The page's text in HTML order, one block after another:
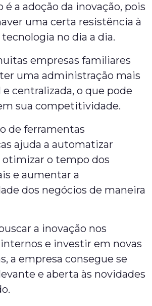
é a adoção da inovação, pois
uma certa resistência à
no dia a dia.
empresas familiares
uma administração mais
centralizada, o que pode
sua competitividade.
de ferramentas
ajuda a automatizar
otimizar o tempo dos
e aumentar a
dos negócios de maneira
a inovação nos
e investir em novas
a empresa consegue se
e aberta às novidades